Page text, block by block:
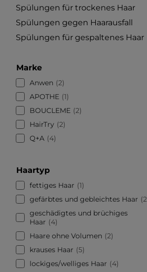
Spülungen für trockenes Haar
Spülungen gegen Haarausfall
Spülungen für gespaltenes Haar
Marke
Anwen
2
APOTHE 1
BOUCLEME 2
HairTry
2
Q+A
4
Haartyp
fettiges Haar
1
gefärbtes und gebleichtes Haar
2
geschädigtes und brüchiges
Haar
4
Haare ohne Volumen
2
krauses Haar
5
lockiges/welliges Haar
4